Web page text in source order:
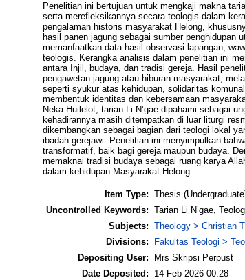
Penelitian ini bertujuan untuk mengkaji makna
serta merefleksikannya secara teologis dalam
pengalaman historis masyarakat Helong,
hasil panen jagung sebagai sumber
memanfaatkan data hasil observasi lapangan,
teologis. Kerangka analisis dalam penelitian ini
antara Injil, budaya, dan tradisi gereja. Hasil
pengawetan jagung atau hiburan masyarakat,
seperti syukur atas kehidupan, solidaritas
membentuk identitas dan kebersamaan
Neka Huilelot, tarian Li N’gae dipahami sebagai
kehadirannya masih ditempatkan di luar liturgi
dikembangkan sebagai bagian dari teologi lokal
ibadah gerejawi. Penelitian ini menyimpulkan
transformatif, baik bagi gereja maupun budaya.
memaknai tradisi budaya sebagai ruang karya
dalam kehidupan Masyarakat Helong.
Item Type: Thesis
Uncontrolled Keywords: Tarian Li N’gae,
Subjects: Theology > Christian
Divisions:
Fakultas Teologi >
Depositing User:
Mrs Skripsi Perpust
Date Deposited:
14 Feb 2026 00:28